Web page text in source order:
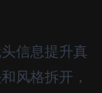
信息提升真
风格拆开，